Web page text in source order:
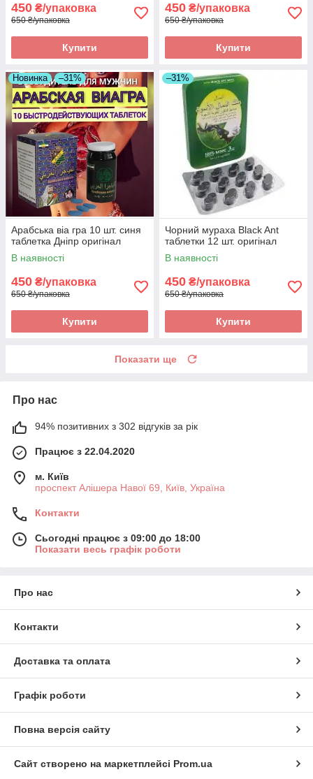
450 ₴/упаковка
650 ₴/упаковка
Купити
450 ₴/упаковка
650 ₴/упаковка
Купити
Новинка –31%
Арабська віа гра 10 шт. синя
таблетка Дніпр оригінал
В наявності
450 ₴/упаковка
650 ₴/упаковка
Купити
–31%
Чорний мураха Black Ant
таблетки 12 шт. оригінал
В наявності
450 ₴/упаковка
650 ₴/упаковка
Купити
Показати ще
Про нас
94% позитивних з 302 відгуків за рік
Працює з 22.04.2020
м. Київ
проспект Алішера Навої 69, Київ, Україна
Контакти
Сьогодні працює з 09:00 до 18:00
Показати весь графік роботи
Про нас
Контакти
Доставка та оплата
Графік роботи
Повна версія сайту
Сайт створено на маркетплейсі Prom.ua